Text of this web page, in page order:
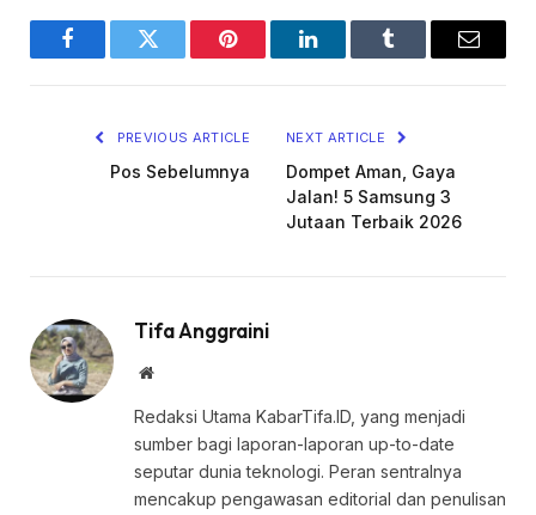
FacebookTwitter Pinterest LinkedInTumblr Email
PREVIOUS ARTICLE
Pos Sebelumnya
NEXT ARTICLE
Dompet Aman, Gaya
Jalan! 5 Samsung 3
Jutaan Terbaik 2026
Tifa Anggraini
Website
Redaksi Utama KabarTifa.ID, yang menjadi
sumber bagi laporan-laporan up-to-date
seputar dunia teknologi. Peran sentralnya
mencakup pengawasan editorial dan penulisan